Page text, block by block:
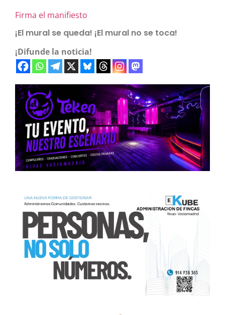
Firma el manifiesto
¡El mural se queda! ¡El mural no se toca!
¡Difunde la noticia!